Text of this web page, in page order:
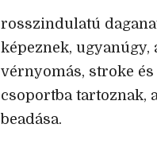
rosszindulatú
képeznek, ugyanúgy,
vérnyomás, stroke és
csoportba tartoznak,
beadása.